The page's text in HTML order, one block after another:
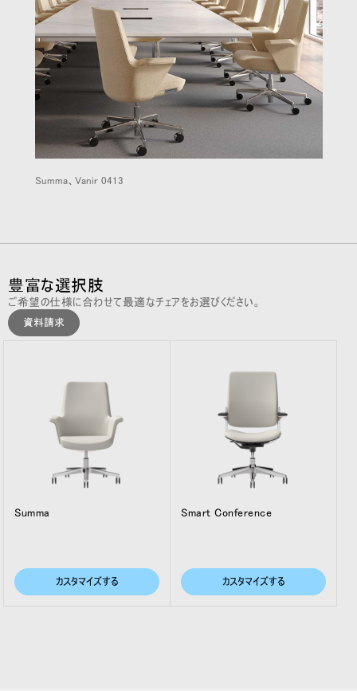
Summa、Vanir 0413
豊富な選択肢
ご希望の仕様に合わせて最適なチェアをお選びください。
資料請求
Summa
カスタマイズする
Smart Conference
カスタマイズする